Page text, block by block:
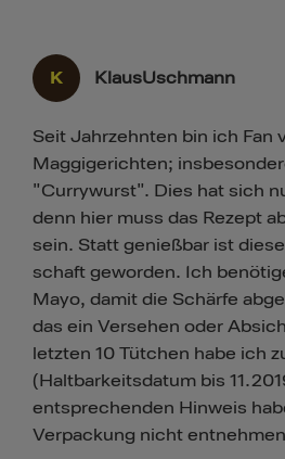
K KlausUschmann
Seit Jahrzehnten bin ich Fan
Maggigerichten;
"Currywurst". Dies hat sich
denn hier muss das Rezept
sein. Statt genießbar ist
schaft geworden. Ich
Mayo, damit die Schärfe
das ein Versehen oder
letzten 10 Tütchen habe ich
(Haltbarkeitsdatum bis
entsprechenden Hinweis
Verpackung nicht